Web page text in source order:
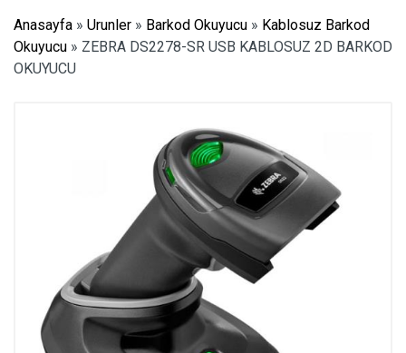
Anasayfa » Urunler » Barkod Okuyucu » Kablosuz Barkod
Okuyucu » ZEBRA DS2278-SR USB KABLOSUZ 2D BARKOD
OKUYUCU